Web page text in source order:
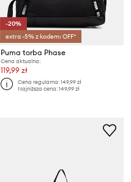
-20%
extra -5% z kodem: OFF*
Puma torba Phase
Cena aktualna:
119,99 zł
Cena regularna:149,99 zł
Najniższa cena:149,99 zł